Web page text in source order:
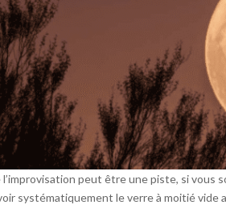
l’improvisation peut être une piste, si vous
systématiquement le verre à moitié